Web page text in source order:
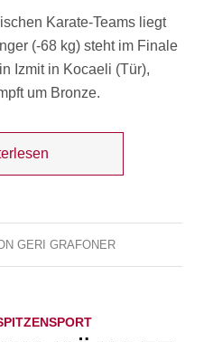
Karate-Teams liegt
(-68 kg) steht im Finale
Izmit in Kocaeli (Tür),
um Bronze.
GERI GRAFONER